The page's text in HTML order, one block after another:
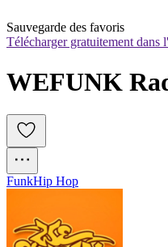
Sauvegarde des favoris
Télécharger gratuitement dans
WEFUNK
FunkHip Hop